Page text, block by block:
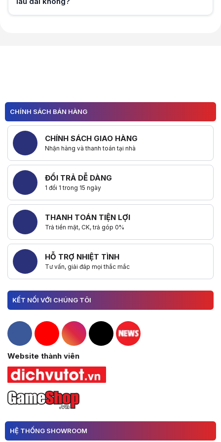
CHÍNH SÁCH BÁN HÀNG
CHÍNH SÁCH GIAO HÀNG
Nhận hàng và thanh toán tại nhà
ĐỔI TRẢ DỄ DÀNG
1 đổi 1 trong 15 ngày
THANH TOÁN TIỆN LỢI
Trả tiền mặt, CK, trả góp 0%
HỖ TRỢ NHIỆT TÌNH
Tư vấn, giải đáp mọi thắc mắc
KẾT NỐI VỚI CHÚNG TÔI
Hacom Facebook
Hacom YouTube
Hacom Instagram
Hacom TikTok
Website thành viên
HỆ THỐNG SHOWROOM